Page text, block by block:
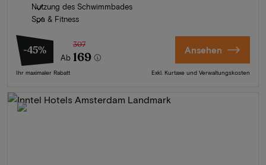
Nutzung des Schwimmbades
Spa & Fitness
-45%
Ab
307
169
Ihr maximaler Rabatt
Ansehen
Exkl. Kurtaxe und Verwaltungskosten